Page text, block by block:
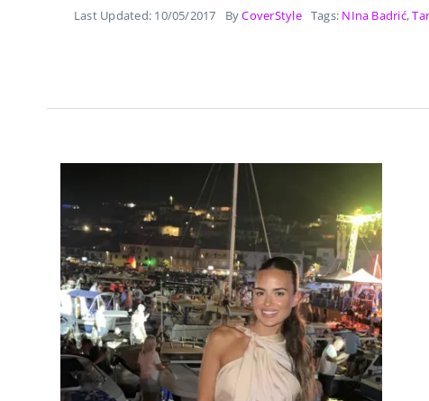
Last Updated: 10/05/2017 ByCoverStyle Tags: NIna Badrić,